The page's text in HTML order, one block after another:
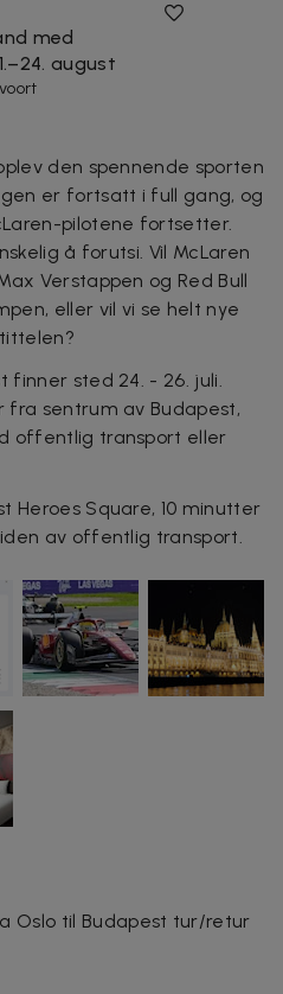
med
august
den spennende sporten
er fortsatt i full gang, og
pilotene fortsetter.
å forutsi. Vil McLaren
Verstappen og Red Bull
eller vil vi se helt nye
finner sted 24. - 26. juli.
fra sentrum av Budapest,
offentlig transport eller
Heroes Square, 10 minutter
av offentlig transport.
Oslo til Budapest tur/retur